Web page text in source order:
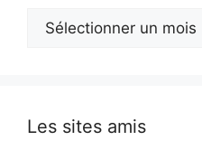
Archives
Les sites amis